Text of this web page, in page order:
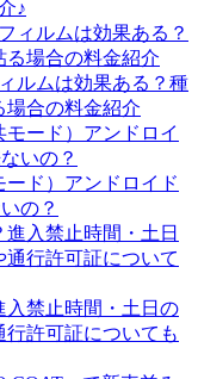
♪
ルムは効果ある？種
場合の料金紹介
ド）アンドロイド
の？
入禁止時間・土日の
許可証についても